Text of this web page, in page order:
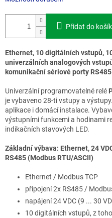
Přidat do
Ethernet, 10 digitálních vstupů,
univerzálních analogových
komunikační sériové porty
Univerzální programovatelné relé
je vybaveno 28-ti vstupy a
aplikace i domácí instalace.
výstupními funkcemi a hodinami
indikačních stavových LED.
Základní výbava: Ethernet, 24
RS485 (Modbus RTU/ASCII)
Ethernet / Modbus TCP
připojení 2x RS485 /
napájení 24 VDC (9 ... 30
10 digitálních vstupů, z